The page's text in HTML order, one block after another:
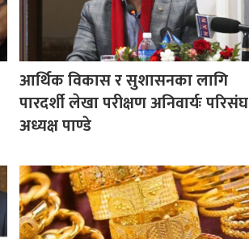
आर्थिक विकास र सुशासनका लागि
पारदर्शी लेखा परीक्षण अनिवार्यः परिसंघ
अध्यक्ष पाण्डे